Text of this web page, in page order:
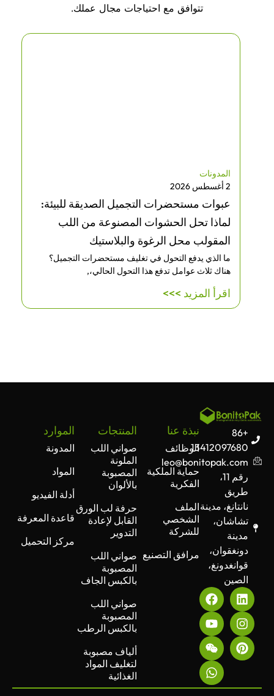
تتوافق مع احتياجات مجال عملك.
المدونات
2 أغسطس 2026
عبوات مستحضرات التجميل الصديقة للبيئة:
لماذا تحل الحشوات المصنوعة من اللب
المقولب محل الرغوة والبلاستيك
ما الذي يدفع التحول في تغليف مستحضرات التجميل؟
هناك ثلاث عوامل تدفع هذا التحول الحالي،,
اقرأ المزيد >>>
+86
13412097680
leo@bonitopak.com
رقم 11،
طريق
نانتانغ، مدينة
تشاشان،
مدينة
دونغقوان،
قوانغدونغ،
الصين
نبذة عنا
الوظائف
حماية الملكية
الفكرية
الملف
الشخصي
للشركة
مرافق التصنيع
المنتجات
صواني اللب
الملونة
المصبوبة
بالألوان
حرفة لب الورق
القابل لإعادة
التدوير
صواني اللب
المصبوبة
بالكبس الجاف
صواني اللب
المصبوبة
بالكبس الرطب
ألياف مصبوبة
لتغليف المواد
الغذائية
الموارد
المدونة
المواد
أدلة الفيديو
قاعدة المعرفة
مركز التحميل